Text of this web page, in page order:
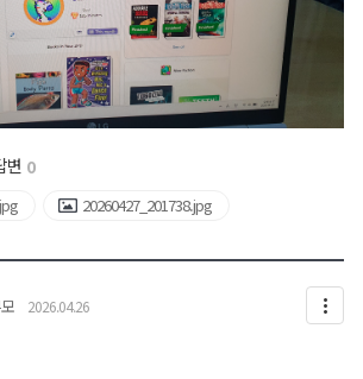
변 0
20260427_201738.jpg
2026.04.26